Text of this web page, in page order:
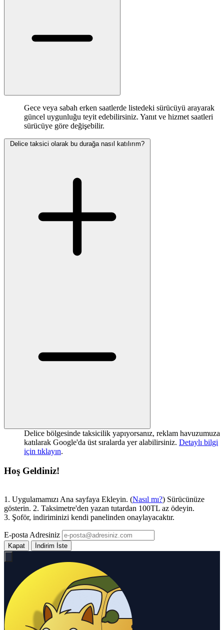
Gece veya sabah erken saatlerde listedeki sürücüyü arayarak
güncel uygunluğu teyit edebilirsiniz. Yanıt ve hizmet saatleri
sürücüye göre değişebilir.
Delice taksici olarak bu durağa nasıl katılırım?
Delice bölgesinde taksicilik yapıyorsanız, reklam havuzumuza
katılarak Google'da üst sıralarda yer alabilirsiniz. Detaylı bilgi
için tıklayın.
Hoş Geldiniz!
1. Uygulamamızı Ana sayfaya Ekleyin. (Nasıl mı?) Sürücünüze
gösterin. 2. Taksimetre'den yazan tutardan 100TL az ödeyin.
3. Şoför, indiriminizi kendi panelinden onaylayacaktır.
E-posta Adresiniz
Kapat İndirim İste